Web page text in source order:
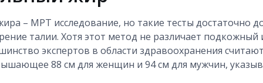
– МРТ исследование, но такие тесты достаточно
талии. Хотя этот метод не различает
экспертов в области здравоохранения
88 см для женщин и 94 см для мужчин,